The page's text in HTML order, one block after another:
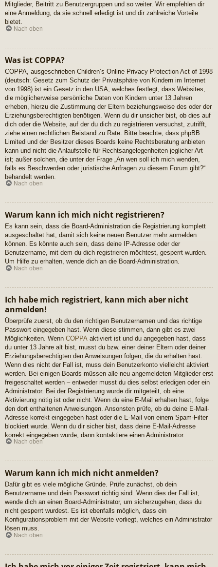
Mitglieder, Beitritt zu Benutzergruppen und so weiter. Wir empfehlen dir
eine Anmeldung, da sie schnell erledigt ist und dir zahlreiche Vorteile
bietet.
Nach oben
Was ist COPPA?
COPPA, ausgeschrieben Children’s Online Privacy Protection Act of 1998
(deutsch: Gesetz zum Schutz der Privatsphäre von Kindern im Internet
von 1998) ist ein Gesetz in den USA, welches festlegt, dass Websites,
die möglicherweise persönliche Daten von Kindern unter 13 Jahren
erheben, hierzu die Zustimmung der Eltern beziehungsweise des oder der
Erziehungsberechtigten benötigen. Wenn du dir unsicher bist, ob dies auf
dich oder die Website, auf der du dich zu registrieren versuchst, zutrifft,
ziehe einen rechtlichen Beistand zu Rate. Bitte beachte, dass phpBB
Limited und der Besitzer dieses Boards keine Rechtsberatung anbieten
kann und nicht die Anlaufstelle für Rechtsangelegenheiten jeglicher Art
ist; außer solchen, die unter der Frage „An wen soll ich mich wenden,
falls es Beschwerden oder juristische Anfragen zu diesem Forum gibt?“
behandelt werden.
Nach oben
Warum kann ich mich nicht registrieren?
Es kann sein, dass die Board-Administration die Registrierung komplett
ausgeschaltet hat, damit sich keine neuen Benutzer mehr anmelden
können. Es könnte auch sein, dass deine IP-Adresse oder der
Benutzername, mit dem du dich registrieren möchtest, gesperrt wurden.
Um Hilfe zu erhalten, wende dich an die Board-Administration.
Nach oben
Ich habe mich registriert, kann mich aber nicht
anmelden!
Überprüfe zuerst, ob du den richtigen Benutzernamen und das richtige
Passwort eingegeben hast. Wenn diese stimmen, dann gibt es zwei
Möglichkeiten. Wenn COPPA aktiviert ist und du angegeben hast, dass
du unter 13 Jahre alt bist, musst du bzw. einer deiner Eltern oder deiner
Erziehungsberechtigten den Anweisungen folgen, die du erhalten hast.
Wenn dies nicht der Fall ist, muss dein Benutzerkonto vielleicht aktiviert
werden. Bei einigen Boards müssen alle neu angemeldeten Mitglieder erst
freigeschaltet werden – entweder musst du dies selbst erledigen oder ein
Administrator. Bei der Registrierung wurde dir mitgeteilt, ob eine
Aktivierung nötig ist oder nicht. Wenn du eine E-Mail erhalten hast, folge
den dort enthaltenen Anweisungen. Ansonsten prüfe, ob du deine E-Mail-
Adresse korrekt eingegeben hast oder die E-Mail von einem Spam-Filter
blockiert wurde. Wenn du dir sicher bist, dass deine E-Mail-Adresse
korrekt eingegeben wurde, dann kontaktiere einen Administrator.
Nach oben
Warum kann ich mich nicht anmelden?
Dafür gibt es viele mögliche Gründe. Prüfe zunächst, ob dein
Benutzername und dein Passwort richtig sind. Wenn dies der Fall ist,
wende dich an einen Board-Administrator, um sicherzugehen, dass du
nicht gesperrt wurdest. Es ist ebenfalls möglich, dass ein
Konfigurationsproblem mit der Website vorliegt, welches ein Administrator
lösen muss.
Nach oben